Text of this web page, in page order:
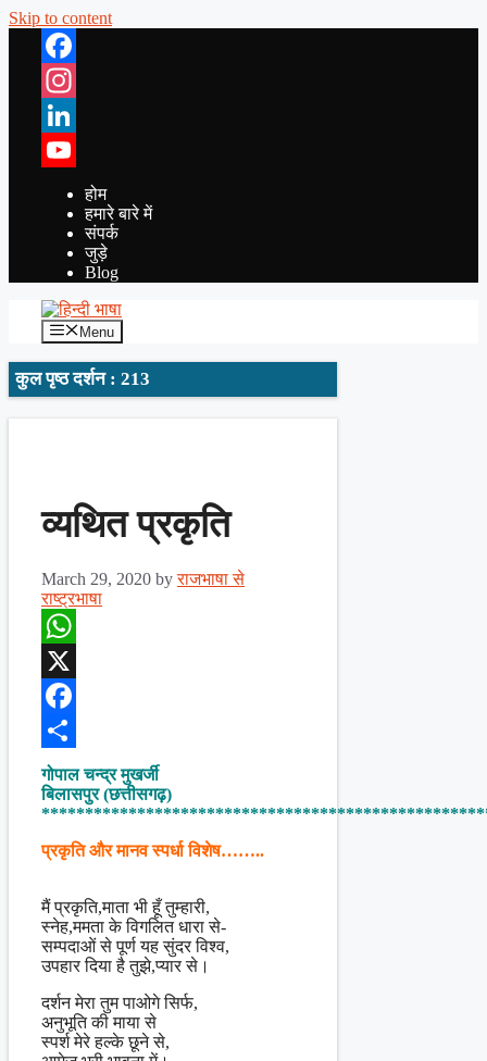
Skip to content
Facebook
Instagram
LinkedIn
YouTube
होम
हमारे बारे में
संपर्क
जुड़े
Blog
Menu
कुल पृष्ठ दर्शन : 213
व्यथित प्रकृति
March 29, 2020 byराजभाषा से
राष्ट्रभाषा
WhatsApp
X
Facebook
Share
गोपाल चन्द्र मुखर्जी
बिलासपुर (छत्तीसगढ़)
प्रकृति और मानव स्पर्धा विशेष……..
मैं प्रकृति,माता भी हूँ तुम्हारी,
स्नेह,ममता के विगलित धारा से-
सम्पदाओं से पूर्ण यह सुंदर विश्व,
उपहार दिया है तुझे,प्यार से।
दर्शन मेरा तुम पाओगे सिर्फ,
अनुभूति की माया से
स्पर्श मेरे हल्के छूने से,